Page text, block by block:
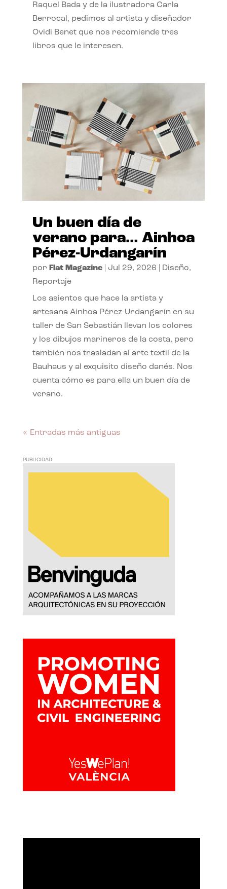
Raquel Bada y de la ilustradora Carla
Berrocal, pedimos al artista y diseñador
Ovidi Benet que nos recomiende tres
libros que le interesen.
Un buen día de
verano para… Ainhoa
Pérez-Urdangarín
por Flat Magazine| Jul 29, 2026 Diseño,
Reportaje
Los asientos que hace la artista y
artesana Ainhoa Pérez-Urdangarín en su
taller de San Sebastián llevan los colores
y los dibujos marineros de la costa, pero
también nos trasladan al arte textil de la
Bauhaus y al exquisito diseño danés. Nos
cuenta cómo es para ella un buen día de
verano.
« Entradas más antiguas
PUBLICIDAD